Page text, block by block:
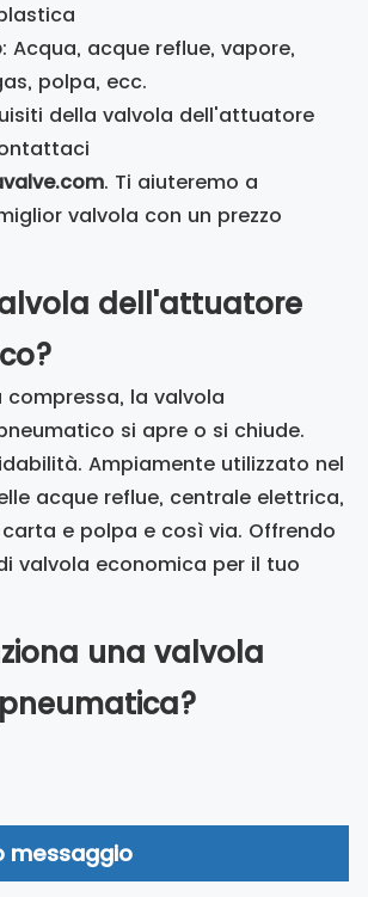
: Acqua, acque reflue, vapore,
polpa, ecc.
della valvola dell'attuatore
. Ti aiuteremo a
valvola con un prezzo
dell'attuatore
la valvola
si apre o si chiude.
Ampiamente utilizzato nel
acque reflue, centrale elettrica,
e polpa e così via. Offrendo
valvola economica per il tuo
una valvola
messaggio